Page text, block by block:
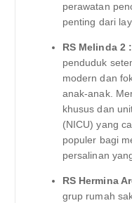
perawatan
penting dari
RS Melinda 2 :
penduduk
modern dan
anak-anak.
khusus dan
(NICU) yang
populer bagi
persalinan
RS Hermina
grup rumah